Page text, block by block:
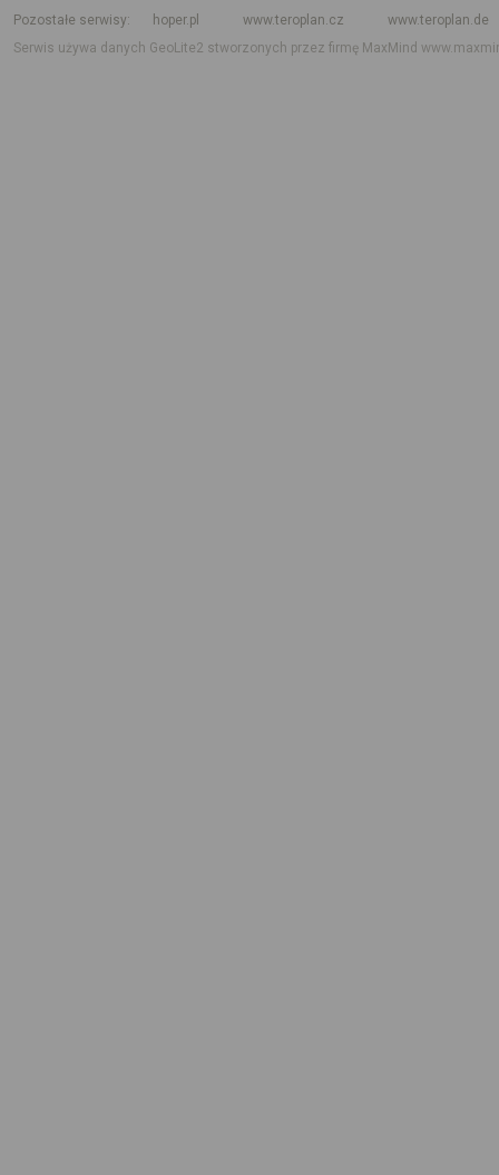
Pozostałe serwisy
hoper.pl www.teroplan.cz
www.teroplan.de
Serwis używa danych GeoLite2 stworzonych przez firmę MaxMind